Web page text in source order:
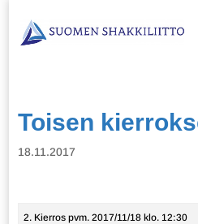
Toisen
18.11.2017
2. Kierros pvm. 2017/11/18 klo. 12:30